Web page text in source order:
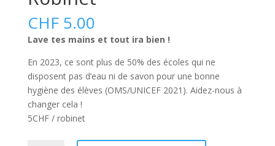
CHF5.00
Lave tes mains et tout ira bien !
En 2023, ce sont plus de 50% des écoles qui ne
disposent pas d’eau ni de savon pour une bonne
hygiène des élèves (OMS/UNICEF 2021). Aidez-nous à
changer cela !
5CHF / robinet